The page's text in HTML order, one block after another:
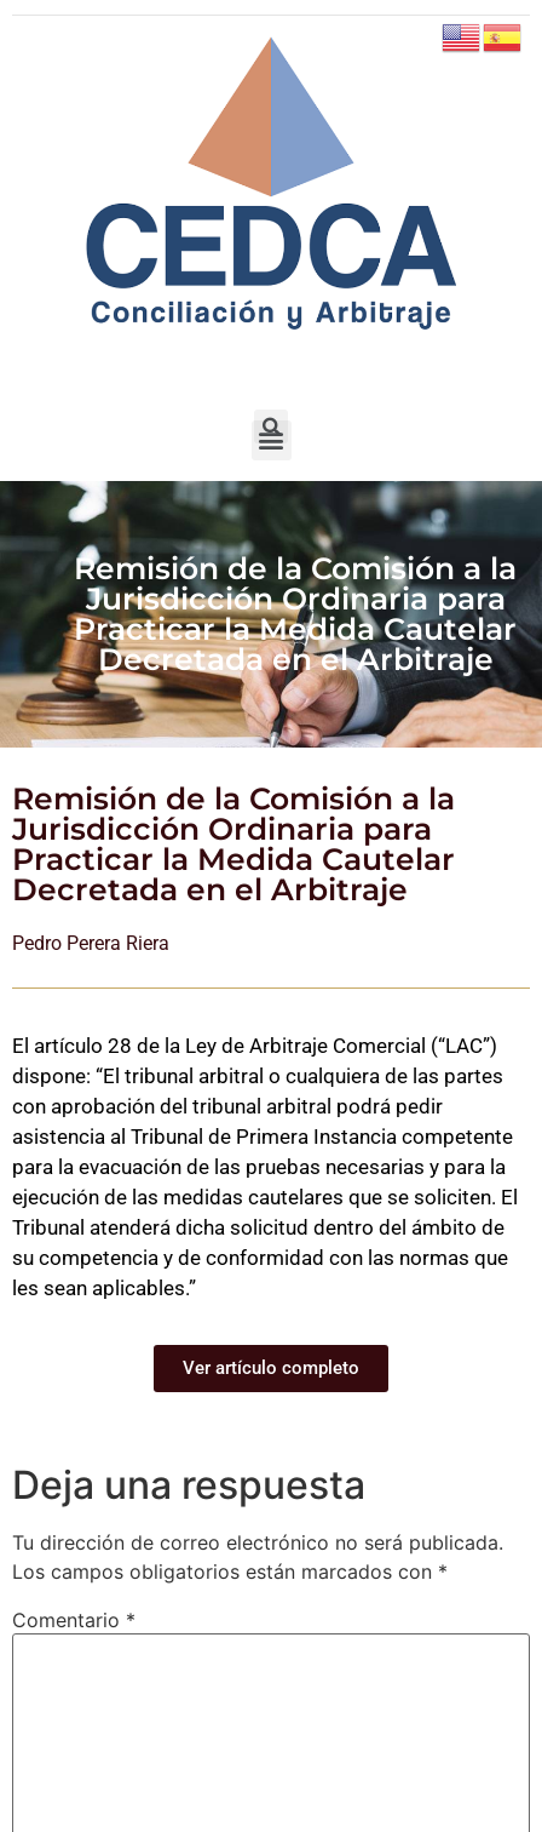
Remisión de la Comisión a la
Jurisdicción Ordinaria para
Practicar la Medida Cautelar
Decretada en el Arbitraje
Remisión de la Comisión a la
Jurisdicción Ordinaria para
Practicar la Medida Cautelar
Decretada en el Arbitraje
Pedro Perera Riera
El artículo 28 de la Ley de Arbitraje Comercial (“LAC”)
dispone: “El tribunal arbitral o cualquiera de las partes
con aprobación del tribunal arbitral podrá pedir
asistencia al Tribunal de Primera Instancia competente
para la evacuación de las pruebas necesarias y para la
ejecución de las medidas cautelares que se soliciten. El
Tribunal atenderá dicha solicitud dentro del ámbito de
su competencia y de conformidad con las normas que
les sean aplicables.”
Ver artículo completo
Deja una respuesta
Tu dirección de correo electrónico no será publicada.
Los campos obligatorios están marcados con *
Comentario *